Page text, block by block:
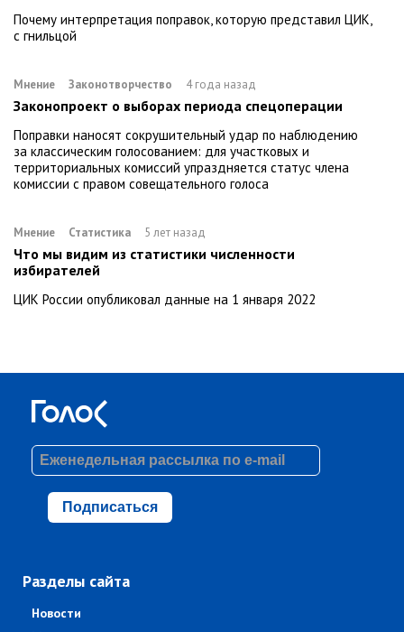
Почему интерпретация поправок, которую представил ЦИК,
с гнильцой
Мнение Законотворчество 4 года назад
Законопроект о выборах периода спецоперации
Поправки наносят сокрушительный удар по наблюдению
за классическим голосованием: для участковых и
территориальных комиссий упраздняется статус члена
комиссии с правом совещательного голоса
Мнение Статистика 5 лет назад
Что мы видим из статистики численности
избирателей
ЦИК России опубликовал данные на 1 января 2022
Подписаться
Разделы сайта
Новости